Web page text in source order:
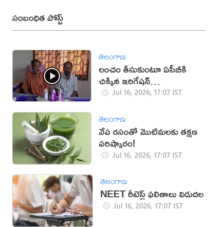
సంబంధిత పోస్ట్
తెలంగాణ
లంచం తీసుకుంటూ ఏసీబీకి
చిక్కిన ఇరిగేషన్
అధికారులు(వీడియో)
Jul 16, 2026, 17:07 IST
తెలంగాణ
వేప రసంతో మొటిమలకు తక్షణ
పరిష్కారం!
Jul 16, 2026, 17:07 IST
తెలంగాణ
NEET రీటెస్ట్ ఫలితాలు విడుదల
Jul 16, 2026, 17:07 IST